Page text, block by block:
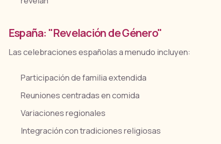
España: "Revelación de Género"
Las celebraciones españolas a menudo incluyen:
Participación de familia extendida
Reuniones centradas en comida
Variaciones regionales
Integración con tradiciones religiosas